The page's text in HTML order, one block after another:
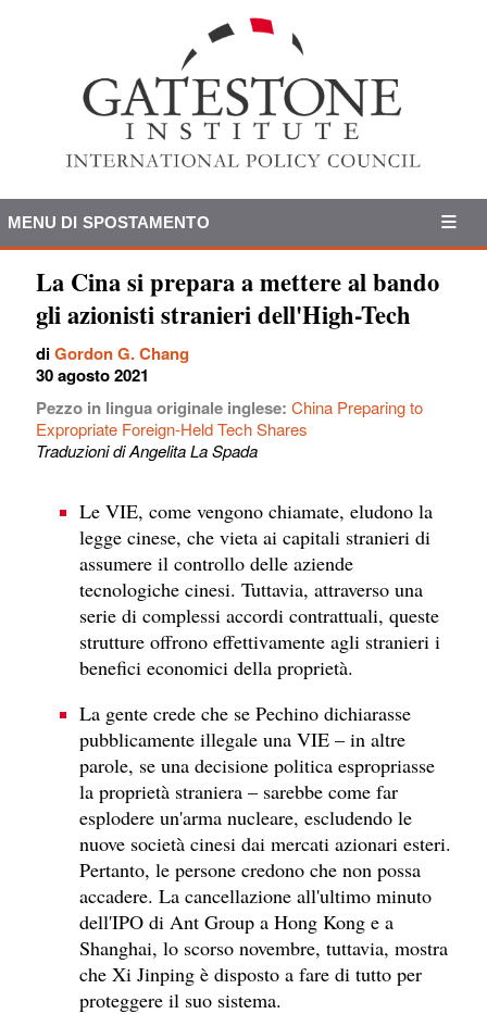
MENU DI SPOSTAMENTO
La Cina si prepara a mettere al bando
gli azionisti stranieri dell'High-Tech
diGordon G. Chang
30 agosto 2021
Pezzo in lingua originale inglese: China Preparing to
Expropriate Foreign-Held Tech Shares
Traduzioni di Angelita La Spada
Le VIE, come vengono chiamate, eludono la
legge cinese, che vieta ai capitali stranieri di
assumere il controllo delle aziende
tecnologiche cinesi. Tuttavia, attraverso una
serie di complessi accordi contrattuali, queste
strutture offrono effettivamente agli stranieri i
benefici economici della proprietà.
La gente crede che se Pechino dichiarasse
pubblicamente illegale una VIE – in altre
parole, se una decisione politica espropriasse
la proprietà straniera – sarebbe come far
esplodere un'arma nucleare, escludendo le
nuove società cinesi dai mercati azionari esteri.
Pertanto, le persone credono che non possa
accadere. La cancellazione all'ultimo minuto
dell'IPO di Ant Group a Hong Kong e a
Shanghai, lo scorso novembre, tuttavia, mostra
che Xi Jinping è disposto a fare di tutto per
proteggere il suo sistema.